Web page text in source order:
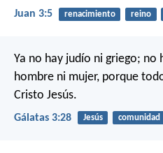
Juan 3:5 renacimiento reino
Ya no hay judío ni griego; no
hombre ni mujer, porque
Cristo Jesús.
Gálatas 3:28 Jesús comunidad